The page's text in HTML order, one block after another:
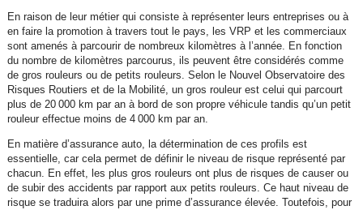
En raison de leur métier qui consiste à représenter leurs entreprises ou à
en faire la promotion à travers tout le pays, les VRP et les commerciaux
sont amenés à parcourir de nombreux kilomètres à l’année. En fonction
du nombre de kilomètres parcourus, ils peuvent être considérés comme
de gros rouleurs ou de petits rouleurs. Selon le Nouvel Observatoire des
Risques Routiers et de la Mobilité, un gros rouleur est celui qui parcourt
plus de 20 000 km par an à bord de son propre véhicule tandis qu’un petit
rouleur effectue moins de 4 000 km par an.
En matière d’assurance auto, la détermination de ces profils est
essentielle, car cela permet de définir le niveau de risque représenté par
chacun. En effet, les plus gros rouleurs ont plus de risques de causer ou
de subir des accidents par rapport aux petits rouleurs. Ce haut niveau de
risque se traduira alors par une prime d’assurance élevée. Toutefois, pour